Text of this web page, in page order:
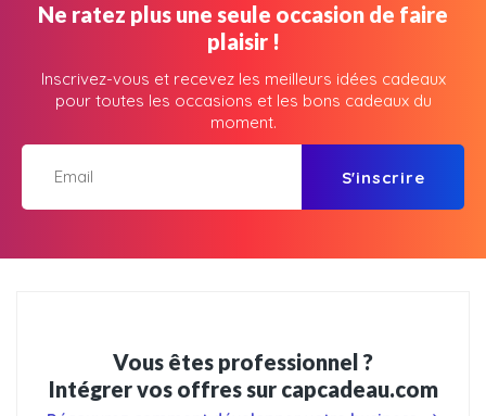
Ne ratez plus une seule occasion de faire
plaisir !
Inscrivez-vous et recevez les meilleurs idées cadeaux
pour toutes les occasions et les bons cadeaux du
moment.
S'inscrire
Vous êtes professionnel ?
Intégrer vos offres sur capcadeau.com